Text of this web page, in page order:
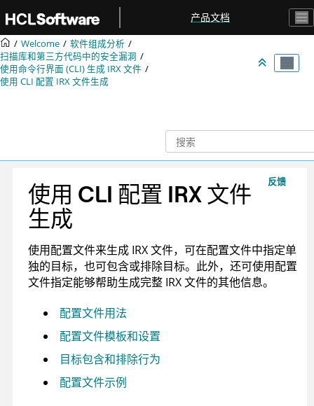
产品文档
Welcome
软件组成分析
扫描库和第三方代码中的安全漏洞
使用命令行界面 (CLI) 生成 IRX文件
使用 CLI 配置 IRX文件生成
反馈
使用 CLI 配置 IRX 文件
生成
使用配置文件来生成 IRX文件，可在配置文件中指定单
独的目标，也可包含或排除目标。此外，还可使用配置
文件指定能够帮助生成完整 IRX文件的其他信息。
配置文件用法
配置文件模板和设置
目标包含和排除行为
配置文件示例